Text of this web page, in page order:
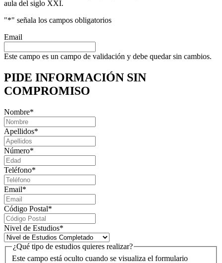
aula del siglo XXI.
"*" señala los campos obligatorios
Email
Este campo es un campo de validación y debe quedar sin cambios.
PIDE INFORMACIÓN SIN
COMPROMISO
Nombre*
Apellidos*
Número*
Teléfono*
Email*
Código Postal*
Nivel de Estudios*
Este campo está oculto cuando se visualiza el formulario
¿Qué tipo de estudios quieres realizar?